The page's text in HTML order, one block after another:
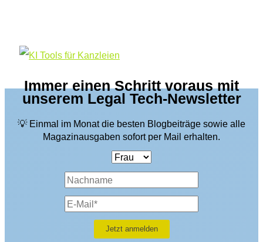
Immer einen Schritt voraus mit
unserem Legal Tech-Newsletter
💡 Einmal im Monat die besten Blogbeiträge sowie alle
Magazinausgaben sofort per Mail erhalten.